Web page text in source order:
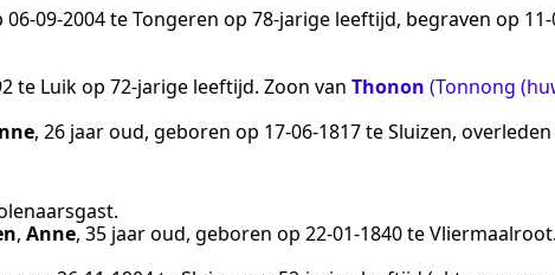
06‑09‑2004teTongeren op 78-jarige leeftijd, begraven op
te Luikop 72-jarige leeftijd. Zoon van Thonon (Tonnong
, 26 jaar oud, geboren op 17‑06‑1817teSluizen,
.
, Anne, 35 jaar oud, geboren op 22‑01‑1840teVliermaalroot